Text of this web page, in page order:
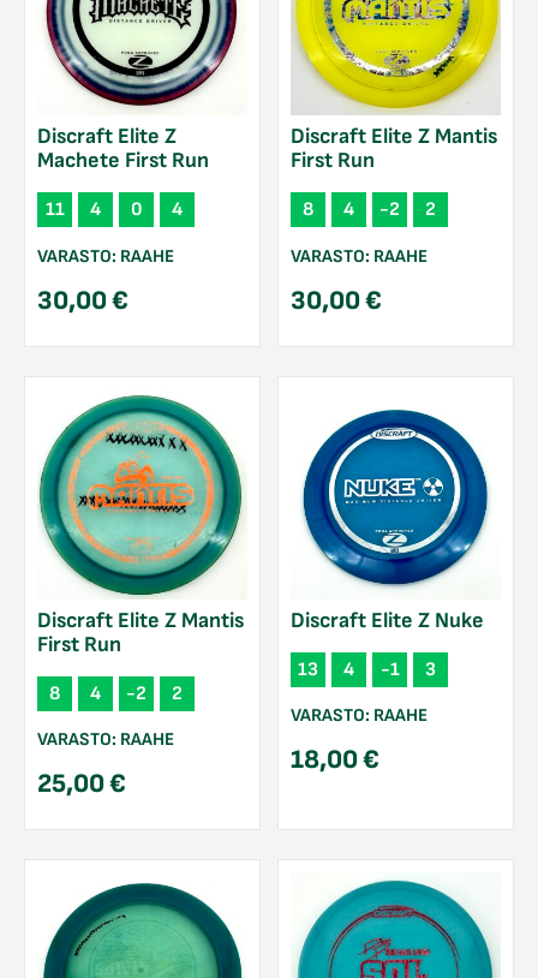
Discraft Elite Z
Machete First Run
11 4 0 4
VARASTO: RAAHE
30,00€
Discraft Elite Z Mantis
First Run
8 4 -2 2
VARASTO: RAAHE
30,00€
Discraft Elite Z Mantis
First Run
8 4 -2 2
VARASTO: RAAHE
25,00€
Discraft Elite Z Nuke
13 4 -1 3
VARASTO: RAAHE
18,00€